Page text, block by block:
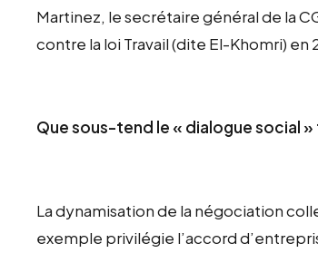
Martinez, le secrétaire général de la
contre la loi Travail (dite El-Khomri) en
Que sous-tend le « dialogue social »
La dynamisation de la négociation
exemple privilégie l’accord